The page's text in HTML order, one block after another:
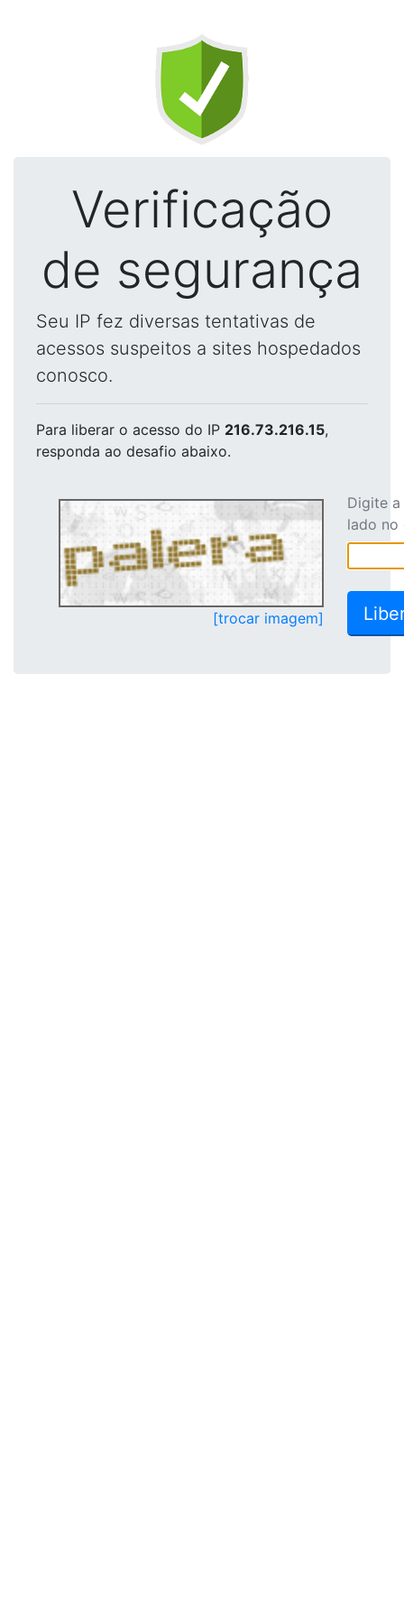
Verificação
de segurança
Seu IP fez diversas tentativas de
acessos suspeitos a sites hospedados
conosco.
Para liberar o acesso do IP 216.73.216.15,
responda ao desafio abaixo.
[trocar imagem]
Digite
lado no